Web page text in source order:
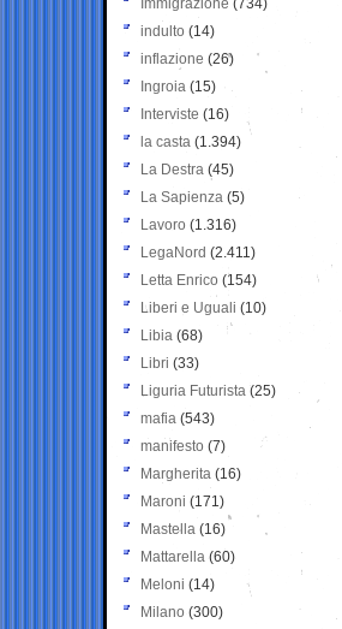
Immigrazione (734)
indulto (14)
inflazione (26)
Ingroia (15)
Interviste (16)
la casta (1.394)
La Destra (45)
La Sapienza (5)
Lavoro (1.316)
LegaNord (2.411)
Letta Enrico (154)
Liberi e Uguali (10)
Libia (68)
Libri (33)
Liguria Futurista (25)
mafia (543)
manifesto (7)
Margherita (16)
Maroni (171)
Mastella (16)
Mattarella (60)
Meloni (14)
Milano (300)